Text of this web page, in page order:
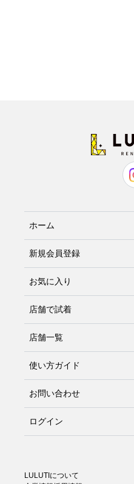
ホーム
新規会員登録
お気に入り
店舗で試着
店舗一覧
使い方ガイド
お問い合わせ
ログイン
LULUTIについて